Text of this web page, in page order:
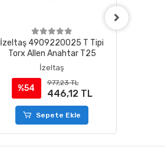
İzeltaş 4909220025 T Tipi
Torx Allen Anahtar T25
İzeltaş
%54
977,23 TL
446,12 TL
Sepete Ekle